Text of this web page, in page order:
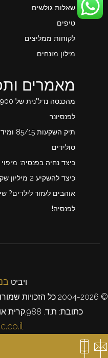
שאלות גולשים
טיפים
לקוחות ממליצים
מילון מונחים
מאמרים
לפנסיונר
תיק
סולידים
כיצד נחיה בפנסיה:
כיצד להשקיע 2 מיליון שקל באופן סולידי
אוהבים לעזור לילדים?
לפנסיה!
ויביט
© 2004-2026 כל הזכויות שמורות ל-RDVC טלפון:
כתובת: ת.ד. 988,קרית אונו 5510901 |